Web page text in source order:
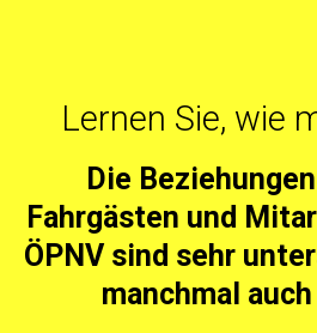
Lernen Sie, wie
Die
Fahrgästen und
ÖPNV sind sehr
manchmal